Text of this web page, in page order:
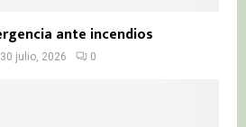
ante incendios
30 julio, 2026 0